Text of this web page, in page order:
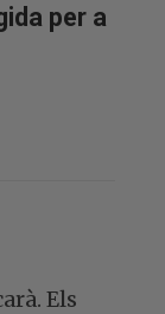
per a
Els